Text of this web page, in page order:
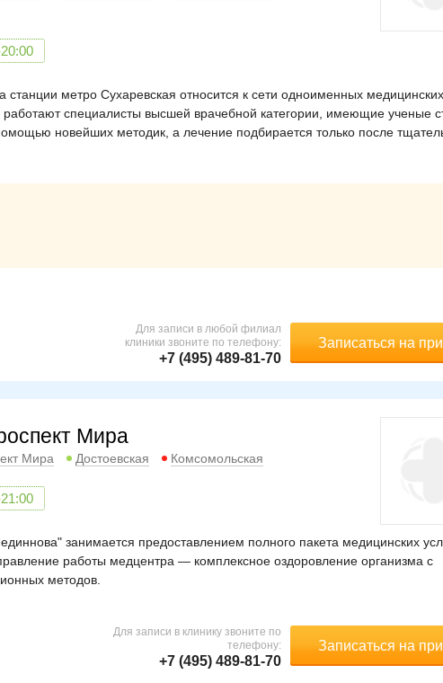
метро Сухаревская относится к сети одноименных медицинских
специалисты высшей врачебной категории, имеющие ученые
новейших методик, а лечение подбирается только после
Записаться на
Для записи в любой филиал
клиники звоните по телефону:
+7 (495) 489-81-70
Мира
Мира Достоевская Комсомольская
занимается предоставлением полного пакета медицинских
работы медцентра — комплексное оздоровление организма с
методов.
Записаться на
Для записи в клинику звоните по
телефону:
+7 (495) 489-81-70